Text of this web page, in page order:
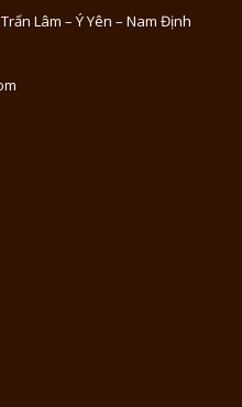
Lâm – Ý Yên – Nam Định